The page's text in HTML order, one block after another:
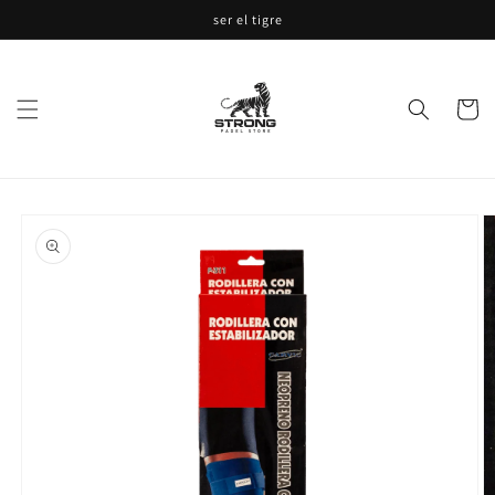
al contenido
ser el tigre
Carrito
a la
información